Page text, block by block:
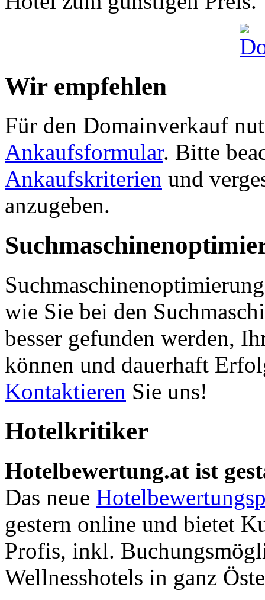
Wir empfehlen
Für den Domainverkauf
Ankaufsformular. Bitte
Ankaufskriterien und
anzugeben.
wie Sie bei den
besser gefunden werden,
können und dauerhaft
Kontaktieren Sie uns!
Hotelkritiker
Hotelbewertung.at ist
Das neue
gestern online und bietet
Profis, inkl.
Wellnesshotels in ganz